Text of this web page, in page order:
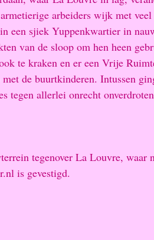
arbeiders wijk met
een sjiek Yuppenkwartier in
van de sloop om hen heen
te kraken en er een Vrije
de buurtkinderen. Intussen
tegen allerlei onrecht
tegenover La Louvre, waar
is gevestigd.